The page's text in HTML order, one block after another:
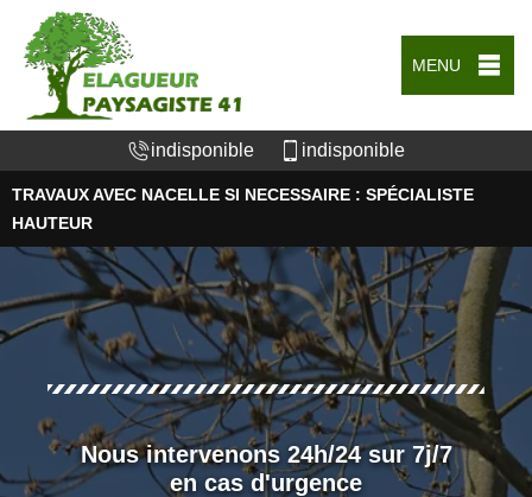
MENU
indisponible indisponible
TRAVAUX AVEC NACELLE SI NECESSAIRE : SPÉCIALISTE
HAUTEUR
Nous intervenons 24h/24 sur 7j/7
en cas d'urgence